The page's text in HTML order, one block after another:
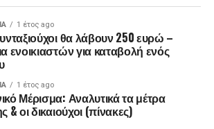
1 έτος ago
θα λάβουν 250 ευρώ –
ενοικιαστών για καταβολή ενός
1 έτος ago
Μέρισμα: Αναλυτικά τα μέτρα
& οι δικαιούχοι (πίνακες)